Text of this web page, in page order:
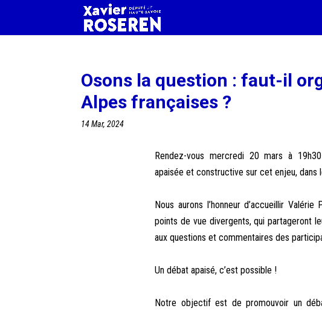
Osons la question : faut-il
Alpes françaises ?
14 Mar, 2024
Rendez-vous mercredi 20 mars à
apaisée et constructive sur cet enjeu,
Nous aurons l’honneur d’accueillir
points de vue divergents, qui partageront
aux questions et commentaires des
Un débat apaisé, c’est possible !
Notre objectif est de promouvoir un